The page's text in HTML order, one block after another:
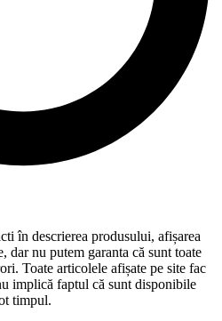
în descrierea produsului, afișarea
dar nu putem garanta că sunt toate
Toate articolele afișate pe site fac
implică faptul că sunt disponibile
timpul.